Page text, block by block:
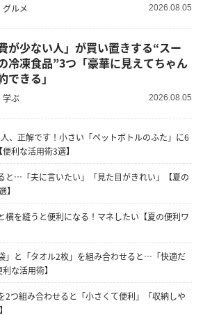
グルメ 2026.08.05
費が少ない人」が買い置きする“スー
冷凍食品”3つ「豪華に見えてちゃん
できる」
学ぶ 2026.08.05
、正解です！小さい「ペットボトルのふた」に6
利な活用術3選】
と…「夫に言いたい」「見た目がきれい」【夏の
横を縫うと便利になる！マネしたい【夏の便利ワ
」と「タオル2枚」を組み合わせると…「快適だ
な活用術】
2つ組み合わせると「小さくて便利」「収納しや